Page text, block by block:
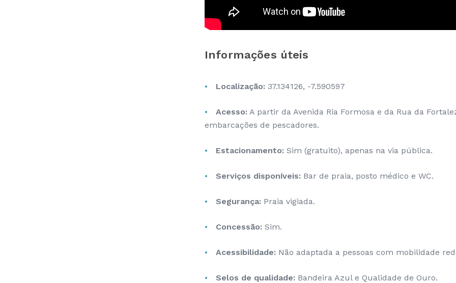
Informações úteis
Localização: 37.134126, -7.590597
Acesso: A partir da Avenida Ria Formosa e da Rua da
embarcações de pescadores.
Estacionamento: Sim (gratuito), apenas na via pública.
Serviços disponíveis: Bar de praia, posto médico e WC.
Segurança: Praia vigiada.
Concessão: Sim.
Acessibilidade: Não adaptada a pessoas com mobilidade
Selos de qualidade: Bandeira Azul e Qualidade de Ouro.